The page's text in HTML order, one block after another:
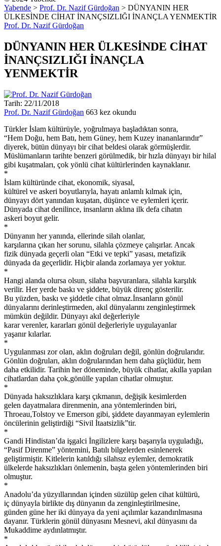
Yabende > Prof. Dr. Nazif Gürdoğan > DÜNYANIN HER
ÜLKESİNDE CİHAT İNANÇSIZLIĞI İNANÇLA YENMEKTİR
Prof. Dr. Nazif Gürdoğan
DÜNYANIN HER ÜLKESİNDE CİHAT
İNANÇSIZLIĞI İNANÇLA
YENMEKTİR
Tarih: 22/11/2018
Prof. Dr. Nazif Gürdoğan 663 kez okundu
Türkler İslam kültürüyle, yoğrulmaya başladıktan sonra,
“Hem Doğu, hem Batı, hem Güney, hem Kuzey inananlarındır”
diyerek, bütün dünyayı bir cihat beldesi olarak görmüşlerdir.
Müslümanların tarihte benzeri görülmedik, bir hızla dünyayı bir hilal
gibi kuşatmaları, çok yönlü cihat kültürlerinden kaynaklanır.
*
İslam kültüründe cihat, ekonomik, siyasal,
kültürel ve askeri boyutlarıyla, hayatı anlamlı kılmak için,
dünyayı dört yanından kuşatan, düşünce ve eylemleri içerir.
Dünyada cihat denilince, insanların aklına ilk defa cihatın
askeri boyut gelir.
*
Dünyanın her yanında, ellerinde silah olanlar,
karşılarına çıkan her sorunu, silahla çözmeye çalışırlar. Ancak
fizik dünyada geçerli olan “Etki ve tepki” yasası, metafizik
dünyada da geçerlidir. Hiçbir alanda zorlamaya yer yoktur.
*
Hangi alanda olursa olsun, silaha başvuranlara, silahla karşılık
verilir. Her yerde baskı ve şiddete, büyük direnç gösterilir.
Bu yüzden, baskı ve şiddetle cihat olmaz.İnsanların gönül
dünyalarını derinleştirmeden, akıl dünyalarını zenginleştirmek
mümkün değildir. Dünyayı akıl değerleriyle
karar verenler, kararları gönül değerleriyle uygulayanlar
yaşanır kılarlar.
*
Uygulanması zor olan, aklın doğruları değil, gönlün doğrularıdır.
Gönlün doğruları, aklın doğrularından hem daha güçlüdür, hem
daha etkilidir. Tarihin her döneminde, büyük cihatlar, akılla yapılan
cihatlardan daha çok,gönülle yapılan cihatlar olmuştur.
*
Dünyada haksızlıklara karşı çıkmanın, değişik kesimlerden
gelen dayatmalara direnmenin, ana yöntemlerinden biri,
Throeau,Tolstoy ve Emerson gibi, şiddete dayanmayan eylemlerin
öncülerinin geliştirdiği “Sivil İtaatsizlik”tir.
*
Gandi Hindistan’da işgalci İngilizlere karşı başarıyla uyguladığı,
“Pasif Direnme” yöntemini, Batılı bilgelerden esinlenerek
geliştirmiştir. Kitlelerin katıldığı silahsız eylemler, demokratik
ülkelerde haksızlıkları önlemenin, başta gelen yöntemlerinden biri
olmuştur.
*
Anadolu’da yüzyıllarından içinden süzülüp gelen cihat kültürü,
iç dünyayla birlikte dış dünyanın da zenginleştirilmesine,
günden güne her iki dünyaya da yeni açılımlar kazandırılmasına
dayanır. Türklerin gönül dünyasını Mesnevi, akıl dünyasını da
Mukaddime aydınlatmıştır.
*